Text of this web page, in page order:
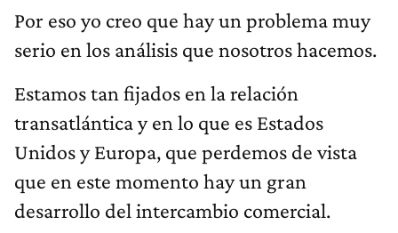
Por eso yo creo que hay un problema muy
serio en los análisis que nosotros hacemos.
Estamos tan fijados en la relación
transatlántica y en lo que es Estados
Unidos y Europa, que perdemos de vista
que en este momento hay un gran
desarrollo del intercambio comercial.